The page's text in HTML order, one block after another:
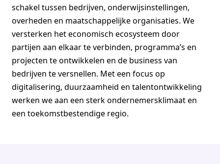
schakel tussen bedrijven, onderwijsinstellingen,
overheden en maatschappelijke organisaties. We
versterken het economisch ecosysteem door
partijen aan elkaar te verbinden, programma’s en
projecten te ontwikkelen en de business van
bedrijven te versnellen. Met een focus op
digitalisering, duurzaamheid en talentontwikkeling
werken we aan een sterk ondernemersklimaat en
een toekomstbestendige regio.